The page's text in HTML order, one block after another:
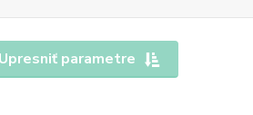
Upresniť parametre